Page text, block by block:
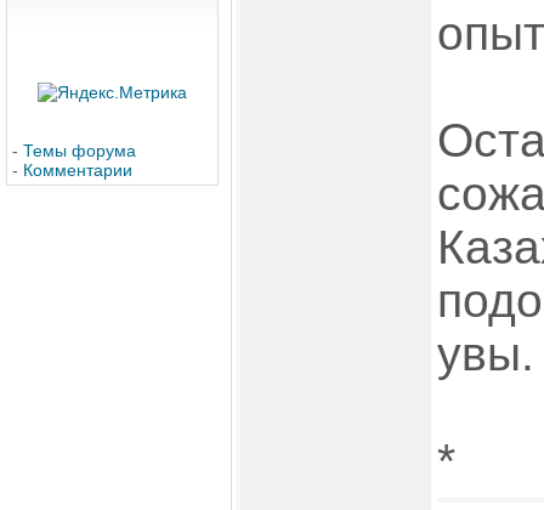
- Темы форума
- Комментарии
увы.
*